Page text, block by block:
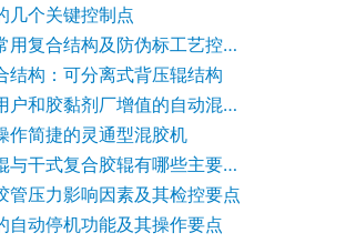
几个关键控制点
食盐包装材料常用复合结构及防伪标工艺控制要点
结构：可分离式背压辊结构
一款可同时为用户和胶黏剂厂增值的自动混胶机
作简捷的灵通型混胶机
无溶剂复合胶辊与干式复合胶辊有哪些主要区别
管压力影响因素及其检控要点
自动停机功能及其操作要点